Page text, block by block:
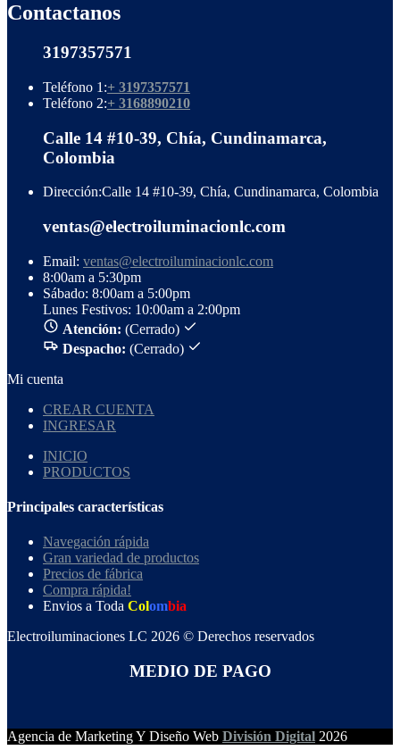
Contactanos
3197357571
Teléfono 1:+ 3197357571
Teléfono 2:+ 3168890210
Calle 14 #10-39, Chía, Cundinamarca,
Colombia
Dirección:Calle 14 #10-39, Chía, Cundinamarca, Colombia
ventas@electroiluminacionlc.com
Email: ventas@electroiluminacionlc.com
8:00am a 5:30pm
Sábado: 8:00am a 5:00pm
Lunes Festivos: 10:00am a 2:00pm
Atención: (Cerrado)
Despacho: (Cerrado)
Mi cuenta
CREAR CUENTA
INGRESAR
INICIO
PRODUCTOS
Principales características
Navegación rápida
Gran variedad de productos
Precios de fábrica
Compra rápida!
Envios a Toda Colombia
Electroiluminaciones LC 2026 © Derechos reservados
MEDIO DE PAGO
Agencia de Marketing Y Diseño Web División Digital 2026